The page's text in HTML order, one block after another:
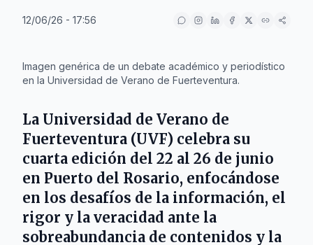
12/06/26 - 17:56
Imagen genérica de un debate académico y periodístico
en la Universidad de Verano de Fuerteventura.
La Universidad de Verano de
Fuerteventura (UVF) celebra su
cuarta edición del 22 al 26 de junio
en Puerto del Rosario, enfocándose
en los desafíos de la información, el
rigor y la veracidad ante la
sobreabundancia de contenidos y la